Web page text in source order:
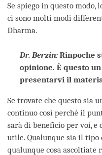
Se spiego in questo modo,
ci sono molti modi
Dharma.
Dr. Berzin: Rinpoche
opinione. È questo
presentarvi il
Se trovate che questo sia
continuo così perché il
sarà di beneficio per voi, e
utile. Qualunque sia il tipo
qualunque cosa